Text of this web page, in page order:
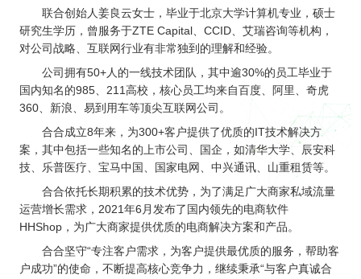
链接
互设
计的
全方
位解
决方
案
联合创始人姜良云女士，毕业于北京大学计算机专业，硕士
研究生学历，曾服务于ZTE Capital、CCID、艾瑞咨询等机构，
对公司战略、互联网行业有非常独到的理解和经验。
公司拥有50+人的一线技术团队，其中逾30%的员工毕业于
国内知名的985、211高校，核心员工均来自百度、阿里、奇虎
360、新浪、易到用车等顶尖互联网公司。
合合成立8年来，为300+客户提供了优质的IT技术解决方
案，其中包括一些知名的上市公司、国企，如清华大学、辰安科
技、乐普医疗、宝马中国、国家电网、中兴通讯、山重租赁等。
合合依托长期积累的技术优势，为了满足广大商家私域流量
运营增长需求，2021年6月发布了国内领先的电商软件
HHShop，为广大商家提供优质的电商解决方案和产品。
合合坚守“专注客户需求，为客户提供最优质的服务，帮助客
户成功”的使命，不断提高核心竞争力，继续秉承“与客户真诚合